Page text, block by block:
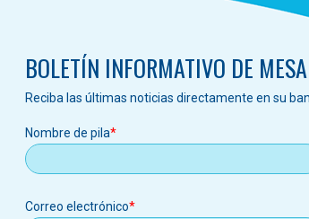
BOLETÍN INFORMATIVO DE
Reciba las últimas noticias directamente en su
Nombre de pila
Correo
Correo electrónico